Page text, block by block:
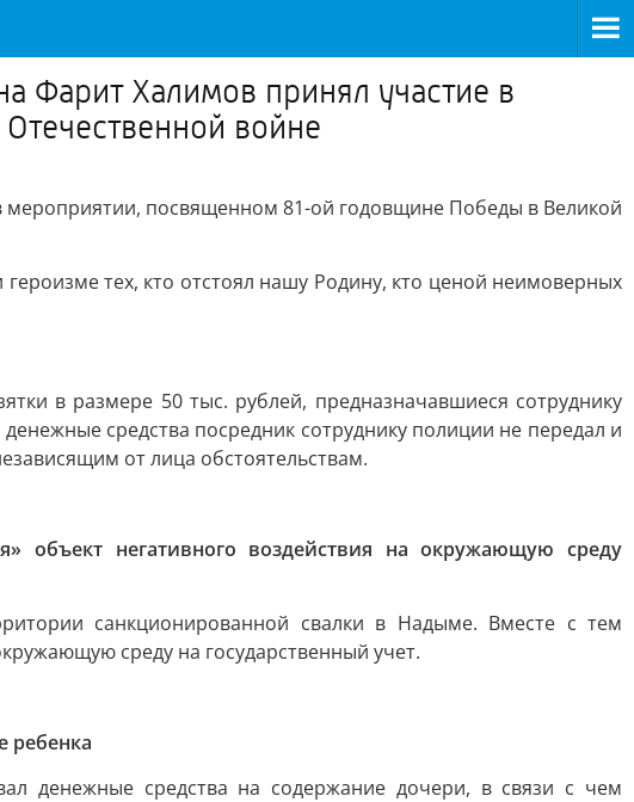
Фарит Халимов принял участие в
войне
посвященном 81-ой годовщине Победы в Великой
тех, кто отстоял нашу Родину, кто ценой неимоверных
в размере 50 тыс. рублей, предназначавшиеся сотруднику
средства посредник сотруднику полиции не передал и
от лица обстоятельствам.
объект негативного воздействия на окружающую среду
санкционированной свалки в Надыме. Вместе с тем
среду на государственный учет.
ребенка
денежные средства на содержание дочери, в связи с чем